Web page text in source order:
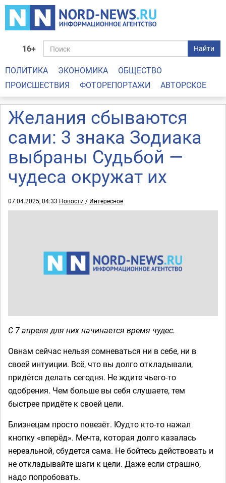
16+ Найти
ПОЛИТИКА ЭКОНОМИКА
ОБЩЕСТВО
ПРОИСШЕСТВИЯ
ФОТОРЕПОРТАЖИ АВТОРСКОЕ
Желания сбываются
сами: 3 знака Зодиака
выбраны Судьбой —
чудеса окружат их
07.04.2025, 04:33 Новости / Интересное
С 7 апреля для них начинается время чудес.
Овнам сейчас нельзя сомневаться ни в себе, ни в
своей интуиции. Всё, что вы долго откладывали,
придётся делать сегодня. Не ждите чьего-то
одобрения. Чем больше вы себя слушаете, тем
быстрее придёте к своей цели.
Близнецам просто повезёт. Юудто кто-то нажал
кнопку «вперёд». Мечта, которая долго казалась
нереальной, сбудется сама. Не бойтесь действовать и
не откладывайте шаги к цели. Даже если страшно,
надо попробовать.